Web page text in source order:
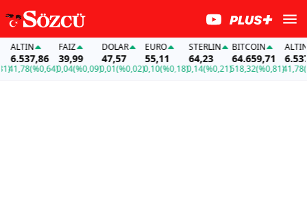
ALTIN
6.537,86
(%0,64)
FAİZ
39,99
0,04(%0,09)
DOLAR
47,57
0,01(%0,02)
EURO
55,11
0,10(%0,18)
STERLIN
64,23
0,14(%0,21)
BITCOIN
64.659,71
518,32(%0,81)
ALTIN
41,78